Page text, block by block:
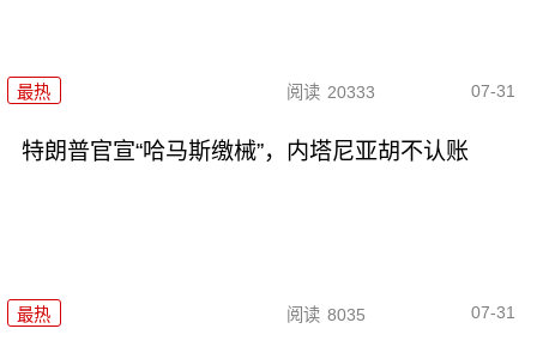
最热 阅读 20333 07-31
特朗普官宣“哈马斯缴械”，内塔尼亚胡不认账
最热 阅读 8035 07-31